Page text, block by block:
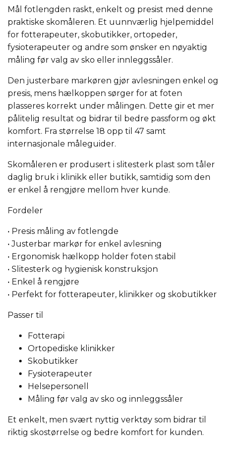
Mål fotlengden raskt, enkelt og presist med denne
praktiske skomåleren. Et uunnværlig hjelpemiddel
for fotterapeuter, skobutikker, ortopeder,
fysioterapeuter og andre som ønsker en nøyaktig
måling før valg av sko eller innleggssåler.
Den justerbare markøren gjør avlesningen enkel og
presis, mens hælkoppen sørger for at foten
plasseres korrekt under målingen. Dette gir et mer
pålitelig resultat og bidrar til bedre passform og økt
komfort. Fra størrelse 18 opp til 47 samt
internasjonale måleguider.
Skomåleren er produsert i slitesterk plast som tåler
daglig bruk i klinikk eller butikk, samtidig som den
er enkel å rengjøre mellom hver kunde.
Fordeler
• Presis måling av fotlengde
• Justerbar markør for enkel avlesning
• Ergonomisk hælkopp holder foten stabil
• Slitesterk og hygienisk konstruksjon
• Enkel å rengjøre
• Perfekt for fotterapeuter, klinikker og skobutikker
Passer til
Fotterapi
Ortopediske klinikker
Skobutikker
Fysioterapeuter
Helsepersonell
Måling før valg av sko og innleggssåler
Et enkelt, men svært nyttig verktøy som bidrar til
riktig skostørrelse og bedre komfort for kunden.